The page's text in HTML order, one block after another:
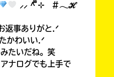
⸝⸝ ^᪲᪲᪲ ⊹ #𓂃ℋ
返事ありがと.ᐟ
かわいい.ᐟ
たいだね。笑
ナログでも上手で